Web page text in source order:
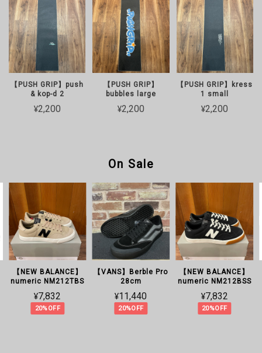
【PUSH GRIP】push
& kop-d 2
¥2,200
【PUSH GRIP】
bubbles large
¥2,200
【PUSH GRIP】kress
1 small
¥2,200
On Sale
【NEW BALANCE】
numeric NM212TBS
¥7,832
20%OFF
【VANS】Berble Pro
28cm
¥11,440
20%OFF
【NEW BALANCE】
numeric NM212BSS
¥7,832
20%OFF